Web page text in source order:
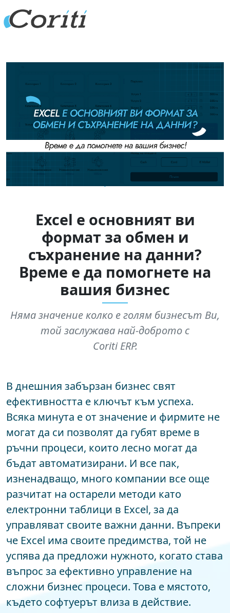
Excel е основният ви
формат за обмен и
съхранение на данни?
Време е да помогнете на
вашия бизнес
Няма значение колко е голям бизнесът Ви,
той заслужава най-доброто с
Coriti ERP.
В днешния забързан бизнес свят
ефективността е ключът към успеха.
Всяка минута е от значение и фирмите не
могат да си позволят да губят време в
ръчни процеси, които лесно могат да
бъдат автоматизирани. И все пак,
изненадващо, много компании все още
разчитат на остарели методи като
електронни таблици в Excel, за да
управляват своите важни данни. Въпреки
че Excel има своите предимства, той не
успява да предложи нужното, когато става
въпрос за ефективно управление на
сложни бизнес процеси. Това е мястото,
където софтуерът влиза в действие.